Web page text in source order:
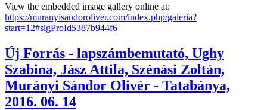
View the embedded image gallery online at:
https://muranyisandoroliver.com/index.php/galeria?
start=12#sigProId5387b944f6
Új Forrás - lapszámbemutató, Ughy
Szabina, Jász Attila, Szénási Zoltán,
Murányi Sándor Olivér - Tatabánya,
2016. 06. 14